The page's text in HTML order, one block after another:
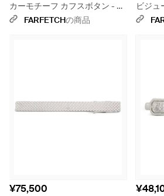
カーモチーフ カフスボタン - ホ
ワイトFARFETCHの商品
ビジュ
ト
¥75,500